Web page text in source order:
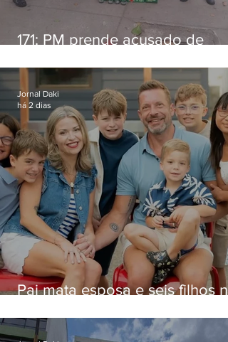
171: PM prende acusado de
Niterói
Pai mata esposa e seis filhos
Jornal Daki
há 2 dias